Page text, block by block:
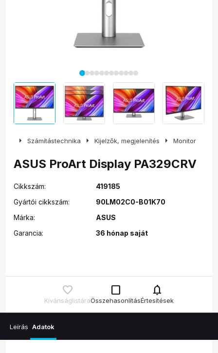
arrow_right Számítástechnika arrow_right Kijelzők, megjelenítés arrow_right Monitor
ASUS ProArt Display PA329CRV
Cikkszám:
419185
Gyártói cikkszám:
90LM02C0-B01K70
Márka:
ASUS
Garancia:
36 hónap saját
Kívánságlistára
check_box_outline_blank
Összehasonlítás
notifications
Értesítések
Leírás Adatok